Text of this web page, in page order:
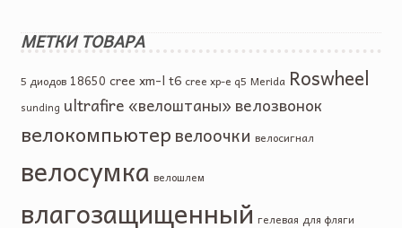
МЕТКИ ТОВАРА
5 диодов 18650 cree xm-l t6 cree xp-e q5 Merida Roswheel
sunding ultrafire«велоштаны» велозвонок
велокомпьютер велоочки велосигнал
велосумка велошлем
влагозащищенный гелевая для фляги